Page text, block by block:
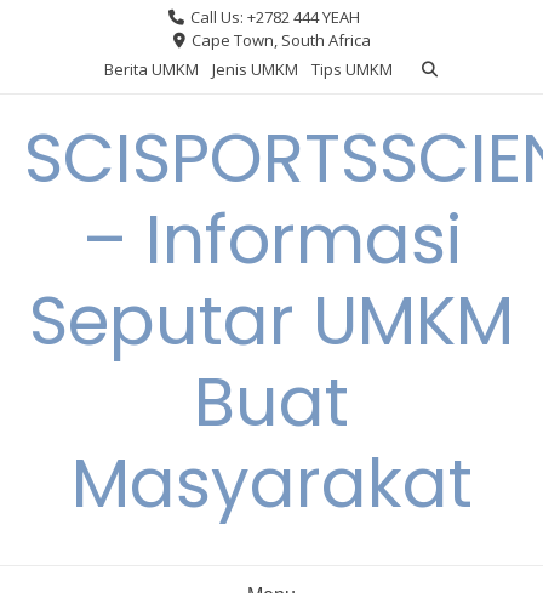
Call Us: +2782 444 YEAH
Cape Town, South Africa
Berita UMKM
Jenis UMKM Tips UMKM
– Informasi
Seputar UMKM
Buat
Masyarakat